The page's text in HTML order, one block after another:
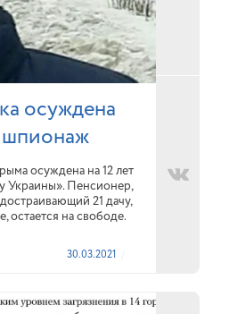
осуждена
шпионаж
осуждена на 12 лет
Украины». Пенсионер,
21 дачу,
остается на свободе.
30.03.2021